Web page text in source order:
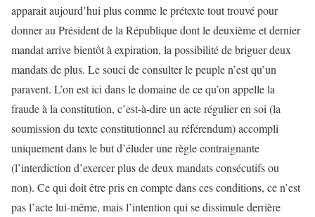
apparait aujourd’hui plus comme le prétexte tout trouvé pour
donner au Président de la République dont le deuxième et dernier
mandat arrive bientôt à expiration, la possibilité de briguer deux
mandats de plus. Le souci de consulter le peuple n’est qu’un
paravent. L’on est ici dans le domaine de ce qu’on appelle la
fraude à la constitution, c’est-à-dire un acte régulier en soi (la
soumission du texte constitutionnel au référendum) accompli
uniquement dans le but d’éluder une règle contraignante
(l’interdiction d’exercer plus de deux mandats consécutifs ou
non). Ce qui doit être pris en compte dans ces conditions, ce n’est
pas l’acte lui-même, mais l’intention qui se dissimule derrière